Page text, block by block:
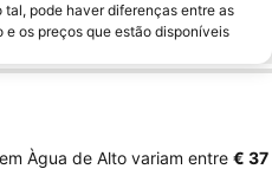
tal, pode haver diferenças entre as
os preços que estão disponíveis
Àgua de Alto variam entre ‎€ 37